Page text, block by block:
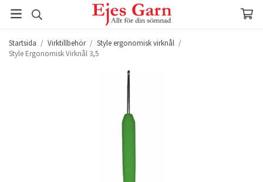
Startsida / Virktillbehör / Style ergonomisk virknål /
Style Ergonomisk Virknål 3,5